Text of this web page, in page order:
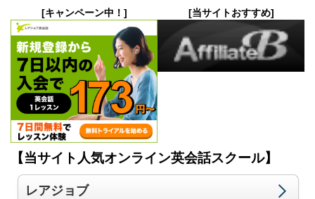
[キャンペーン中！] [当サイトおすすめ]
【当サイト人気オンライン英会話スクール】
レアジョブ